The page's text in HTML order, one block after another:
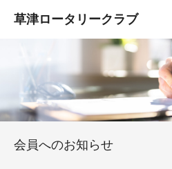
会員へのお知らせ
クラブ概要
入会案内